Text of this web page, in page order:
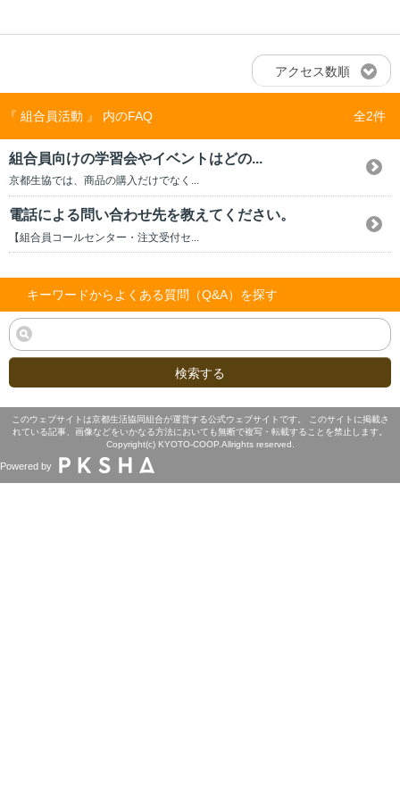
アクセス数順
『 組合員活動 』 内のFAQ 全2件
組合員向けの学習会やイベントはどの...
京都生協では、商品の購入だけでなく...
電話による問い合わせ先を教えてください。
【組合員コールセンター・注文受付セ...
キーワードからよくある質問（Q&A）を探す
検索する
このウェブサイトは京都生活協同組合が運営する公式ウェブサイトです。 このサイトに掲載さ
れている記事、画像などをいかなる方法においても無断で複写・転載することを禁止します。
Copyright(c) KYOTO-COOP.Allrights reserved.
Powered by